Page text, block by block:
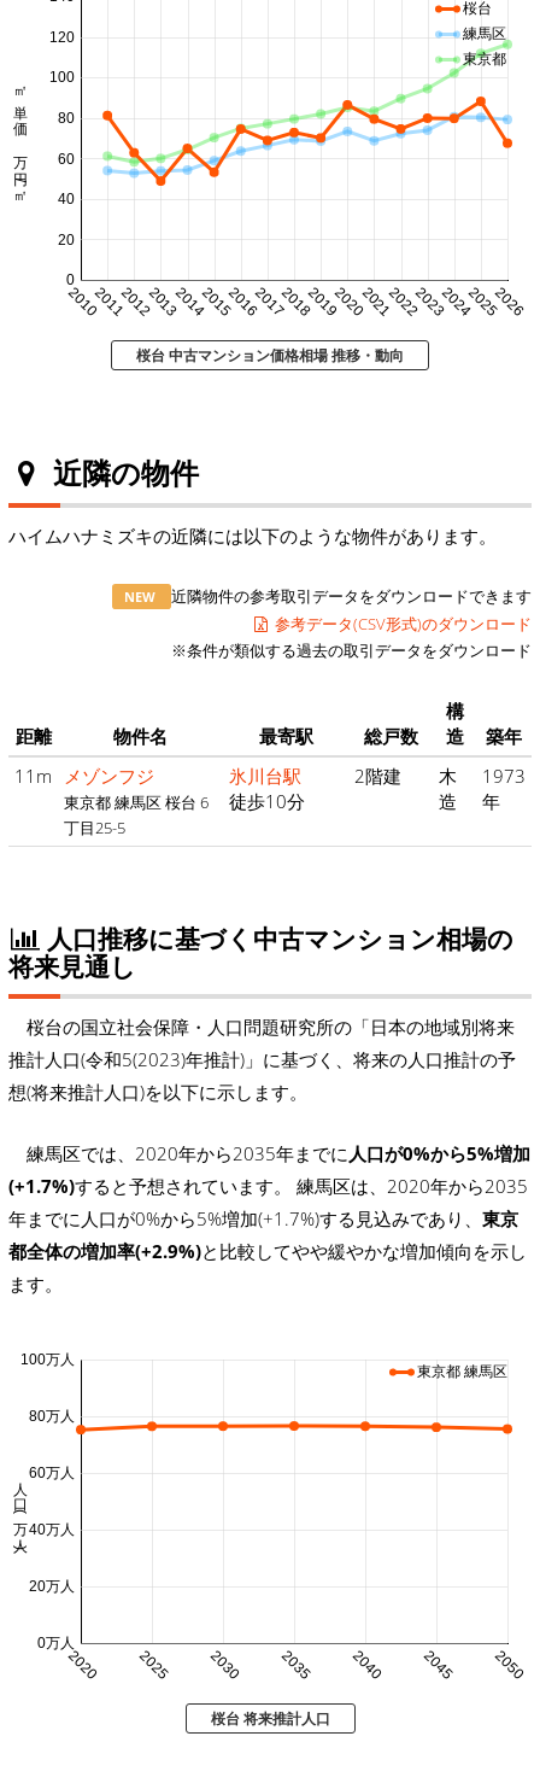
20102011201220132014201520162017201820192020202120222023202420252026
0
20
40
60
80
100
120
㎡単価 万円/㎡
桜台
練馬区
東京都
桜台 中古マンション価格相場 推移・動向
近隣の物件
ハイムハナミズキの近隣には以下のような物件があります。
NEW
近隣物件の参考取引データをダウンロードできます
参考データ(CSV形式)のダウンロード
※条件が類似する過去の取引データをダウンロード
距離 物件名 最寄駅 総戸数
構
造
築年
11m
メゾンフジ
東京都 練馬区 桜台 6
丁目25-5
氷川台駅
徒歩10分
2階建
木
造
1973
年
人口推移に基づく中古マンション相場の
将来見通し
桜台の国立社会保障・人口問題研究所の「日本の地域別将来
推計人口(令和5(2023)年推計)」に基づく、将来の人口推計の予
想(将来推計人口)を以下に示します。
練馬区では、2020年から2035年までに 人口が0%から5%増加
(+1.7%)すると予想されています。 練馬区は、2020年から2035
年までに人口が0%から5%増加(+1.7%)する見込みであり、 東京
都全体の増加率(+2.9%)と比較してやや緩やかな増加傾向を示し
ます。
2020 2025 2030 2035 2040 2045 2050
0万人
20万人
40万人
60万人
80万人
100万人
人口 (万人)
東京都 練馬区
桜台 将来推計人口